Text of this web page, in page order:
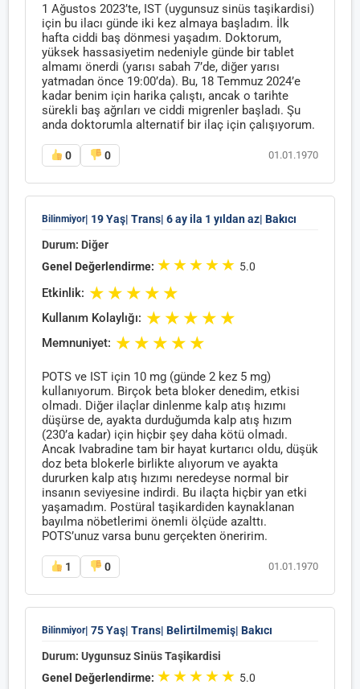
1 Ağustos 2023’te, IST (uygunsuz sinüs taşikardisi)
için bu ilacı günde iki kez almaya başladım. İlk
hafta ciddi baş dönmesi yaşadım. Doktorum,
yüksek hassasiyetim nedeniyle günde bir tablet
almamı önerdi (yarısı sabah 7’de, diğer yarısı
yatmadan önce 19:00’da). Bu, 18 Temmuz 2024’e
kadar benim için harika çalıştı, ancak o tarihte
sürekli baş ağrıları ve ciddi migrenler başladı. Şu
anda doktorumla alternatif bir ilaç için çalışıyorum.
0 0 01.01.1970
Bilinmiyor| 19 Yaş| Trans| 6 ay ila 1 yıldan az| Bakıcı
Durum: Diğer
Genel Değerlendirme: ★★★★★ 5.0
Etkinlik: ★ ★ ★ ★ ★
Kullanım Kolaylığı: ★ ★ ★ ★ ★
Memnuniyet: ★ ★ ★ ★ ★
POTS ve IST için 10 mg (günde 2 kez 5 mg)
kullanıyorum. Birçok beta bloker denedim, etkisi
olmadı. Diğer ilaçlar dinlenme kalp atış hızımı
düşürse de, ayakta durduğumda kalp atış hızım
(230’a kadar) için hiçbir şey daha kötü olmadı.
Ancak Ivabradine tam bir hayat kurtarıcı oldu, düşük
doz beta blokerle birlikte alıyorum ve ayakta
dururken kalp atış hızımı neredeyse normal bir
insanın seviyesine indirdi. Bu ilaçta hiçbir yan etki
yaşamadım. Postüral taşikardiden kaynaklanan
bayılma nöbetlerimi önemli ölçüde azalttı.
POTS’unuz varsa bunu gerçekten öneririm.
1 0 01.01.1970
Bilinmiyor| 75 Yaş| Trans| Belirtilmemiş| Bakıcı
Durum: Uygunsuz Sinüs Taşikardisi
Genel Değerlendirme: ★★★★★ 5.0